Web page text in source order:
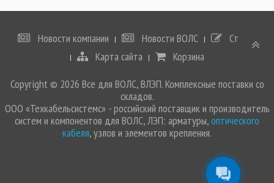
Новости компании Новости ВОЛС
Статьи
Карта сайта
Корзина
Copyright © 2026 Все для ВОЛС, ВЛЭП. Комплексные поставки со
складов.
ООО «Техкабельсистемс» - российский поставщик и производитель
систем и компонентов для ВОЛС, ЛЭП: арматуры,оптического
кабеля, узлов и элементов крепления.